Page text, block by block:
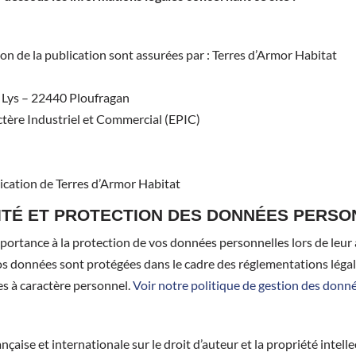
de la publication sont assurées par : Terres d’Armor Habitat
– 22440 Ploufragan
Industriel et Commercial (EPIC)
de Terres d’Armor Habitat
ET PROTECTION DES DONNÉES
à la protection de vos données personnelles lors de
sont protégées dans le cadre des réglementations
à caractère personnel.Voir notre politique de gestion des
et internationale sur le droit d’auteur et la propriété